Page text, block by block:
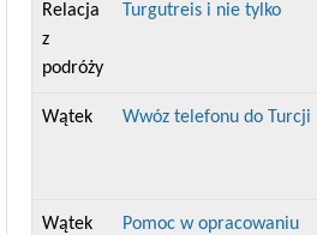
Relacja
z
podróży
Turgutreis i nie tylko
Wątek Wwóz telefonu do Turcji
Wątek
Pomoc w opracowaniu